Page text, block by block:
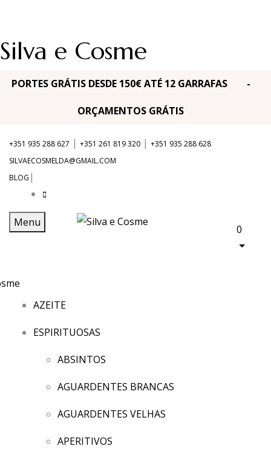
Silva e Cosme
PORTES GRÁTIS DESDE 150€ ATÉ 12 GARRAFAS -
ORÇAMENTOS GRÁTIS
+351 935 288 627 | +351 261 819 320 | +351 935 288 628
SILVAECOSMELDA@GMAIL.COM
BLOG |
Menu
0
AZEITE
ESPIRITUOSAS
ABSINTOS
AGUARDENTES BRANCAS
AGUARDENTES VELHAS
APERITIVOS